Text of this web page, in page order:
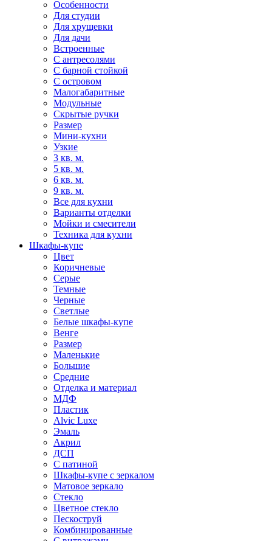
Особенности
Для студии
Для хрущевки
Для дачи
Встроенные
С антресолями
С барной стойкой
С островом
Малогабаритные
Модульные
Скрытые ручки
Размер
Мини-кухни
Узкие
3 кв. м.
5 кв. м.
6 кв. м.
9 кв. м.
Все для кухни
Варианты отделки
Мойки и смесители
Техника для кухни
Шкафы-купе
Цвет
Коричневые
Серые
Темные
Черные
Светлые
Белые шкафы-купе
Венге
Размер
Маленькие
Большие
Средние
Отделка и материал
МДФ
Пластик
Alvic Luxe
Эмаль
Акрил
ДСП
С патиной
Шкафы-купе с зеркалом
Матовое зеркало
Стекло
Цветное стекло
Пескоструй
Комбинированные